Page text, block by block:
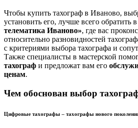
Чтобы купить тахограф в Иваново,
установить его, лучше всего обратить
телематика Иваново», где вас
относительно разновидностей
с критериями выбора тахографа и
Также специалисты в мастерской
тахограф и предложат вам его
ценам.
Чем обоснован выбор
Цифровые тахографы – тахографы нового